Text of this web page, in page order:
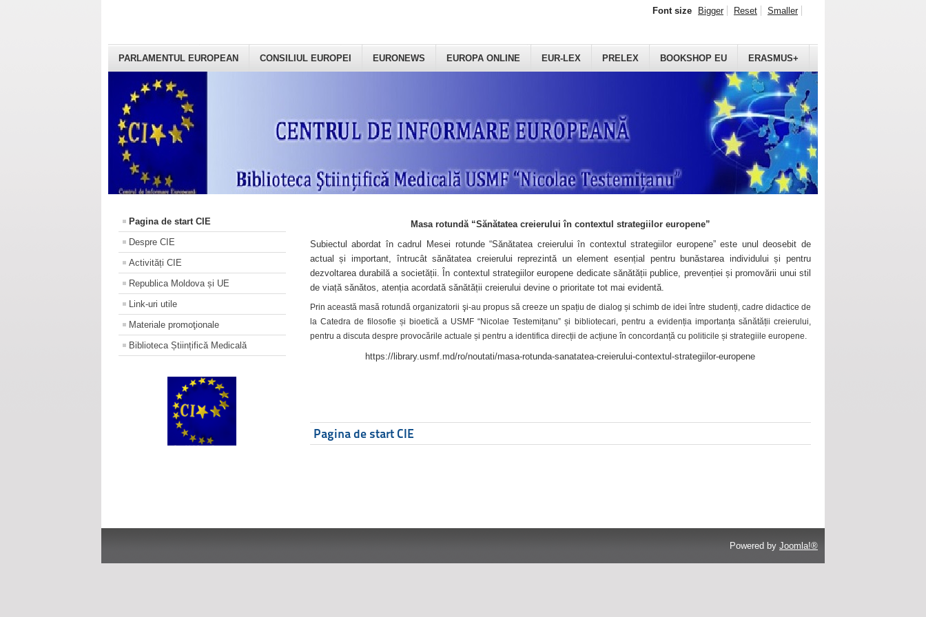
PARLAMENTUL EUROPEAN CONSILIUL EUROPEI EURONEWS EUROPA ONLINE EUR-LEX PRELEX BOOKSHOP EU ERASMUS+
Font size Bigger Reset Smaller
Pagina de start CIE
Despre CIE
Activități CIE
Republica Moldova și UE
Link-uri utile
Materiale promoţionale
Biblioteca Științifică Medicală
Masa rotundă “Sănătatea creierului în contextul strategiilor europene”
Subiectul abordat în cadrul Mesei rotunde “Sănătatea creierului în contextul strategiilor europene” este unul deosebit de
actual și important, întrucât sănătatea creierului reprezintă un element esențial pentru bunăstarea individului și pentru
dezvoltarea durabilă a societății. În contextul strategiilor europene dedicate sănătății publice, prevenției și promovării unui stil
de viață sănătos, atenția acordată sănătății creierului devine o prioritate tot mai evidentă.
Prin această masă rotundă organizatorii şi-au propus să creeze un spațiu de dialog și schimb de idei între studenți, cadre didactice de
la Catedra de filosofie și bioetică a USMF “Nicolae Testemițanu” și bibliotecari, pentru a evidenția importanța sănătății creierului,
pentru a discuta despre provocările actuale și pentru a identifica direcții de acțiune în concordanță cu politicile și strategiile europene.
https://library.usmf.md/ro/noutati/masa-rotunda-sanatatea-creierului-contextul-strategiilor-europene
Pagina de start CIE
Powered by Joomla!®